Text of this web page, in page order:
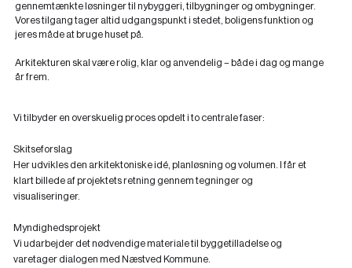
gennemtænkte løsninger til nybyggeri, tilbygninger og ombygninger.
Vores tilgang tager altid udgangspunkt i stedet, boligens funktion og
jeres måde at bruge huset på.
Arkitekturen skal være rolig, klar og anvendelig – både i dag og mange
år frem.
Vi tilbyder en overskuelig proces opdelt i to centrale faser:
Skitseforslag
Her udvikles den arkitektoniske idé, planløsning og volumen. I får et
klart billede af projektets retning gennem tegninger og
visualiseringer.
Myndighedsprojekt
Vi udarbejder det nødvendige materiale til byggetilladelse og
varetager dialogen med Næstved Kommune.